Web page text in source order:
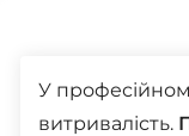
У
витривалість.